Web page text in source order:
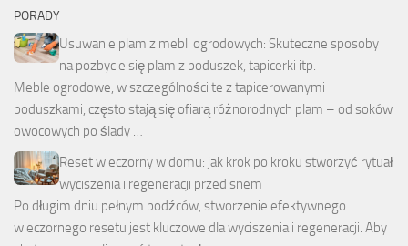
PORADY
Usuwanie plam z mebli ogrodowych: Skuteczne sposoby
na pozbycie się plam z poduszek, tapicerki itp.
Meble ogrodowe, w szczególności te z tapicerowanymi
poduszkami, często stają się ofiarą różnorodnych plam – od soków
owocowych po ślady …
Reset wieczorny w domu: jak krok po kroku stworzyć rytuał
wyciszenia i regeneracji przed snem
Po długim dniu pełnym bodźców, stworzenie efektywnego
wieczornego resetu jest kluczowe dla wyciszenia i regeneracji. Aby